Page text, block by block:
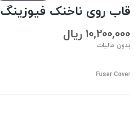
قاب روی ناخنک فیوزینگ Toshiba 455
10,200,000 ریال
بدون مالیات
Fuser Cover